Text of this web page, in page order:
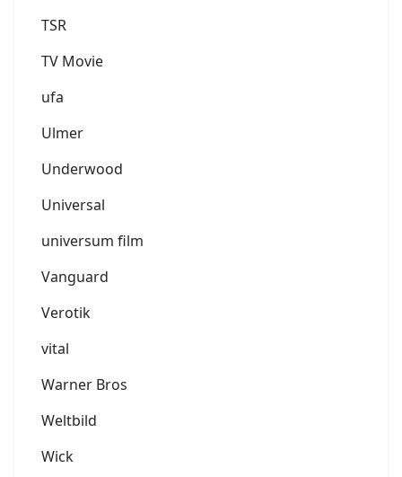
TSR
TV Movie
ufa
Ulmer
Underwood
Universal
universum film
Vanguard
Verotik
vital
Warner Bros
Weltbild
Wick